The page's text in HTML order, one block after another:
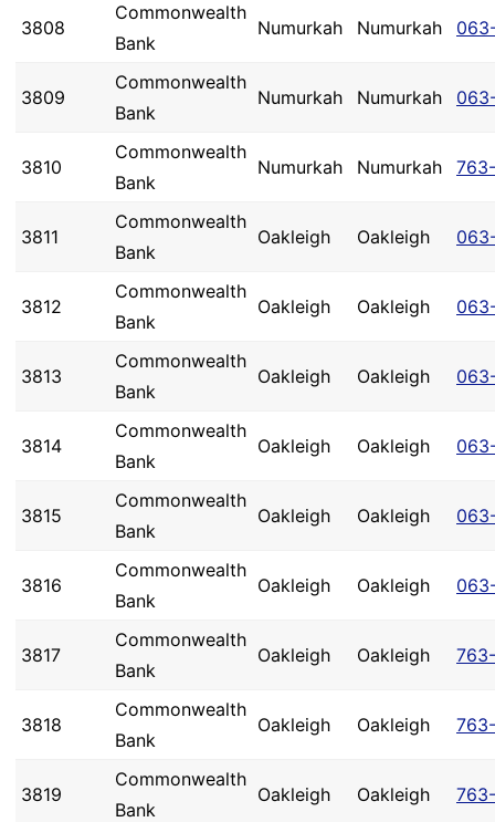
3808
Commonwealth
Bank
Numurkah Numurkah
3809
Commonwealth
Bank
Numurkah Numurkah
3810
Commonwealth
Bank
Numurkah Numurkah
3811
Commonwealth
Bank
Oakleigh Oakleigh
3812
Commonwealth
Bank
Oakleigh Oakleigh
3813
Commonwealth
Bank
Oakleigh Oakleigh
3814
Commonwealth
Bank
Oakleigh Oakleigh
3815
Commonwealth
Bank
Oakleigh Oakleigh
3816
Commonwealth
Bank
Oakleigh Oakleigh
3817
Commonwealth
Bank
Oakleigh Oakleigh
3818
Commonwealth
Bank
Oakleigh Oakleigh
3819
Commonwealth
Bank
Oakleigh Oakleigh